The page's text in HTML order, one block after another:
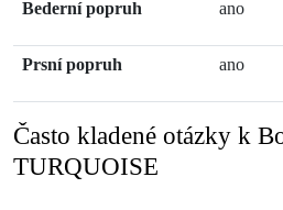
Bederní popruh ano
Prsní popruh ano
Často kladené otázky k
TURQUOISE